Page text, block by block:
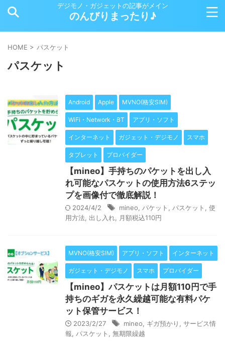
デジモノ・ガジェットの記事がメイン
のんびりまったり♪
HOME > パスケット
パスケット
Android Apple MVNO(格安SIM)
WiFi・Network・BT アプリ・ソフト
インターネット ガジェット・デジモノ スマホ
タブレット プロバイダー
【mineo】手持ちのパケットを出し入
れ可能なパスケットの使用方法6ステッ
プを画像付で徹底解説！
2024/4/2 mineo パケット パスケット
使
用方法 出し入れ 月額税込110円
MVNO(格安SIM) アプリ・ソフト インターネット
ガジェット・デジモノ スマホ プロバイダー
【mineo】パスケットは月額110円で手
持ちのギガを永久繰越可能な有料パケ
ット保管サービス！
2023/2/27 mineo ギガ預かり
サービス情
報
パスケット 無期限繰越